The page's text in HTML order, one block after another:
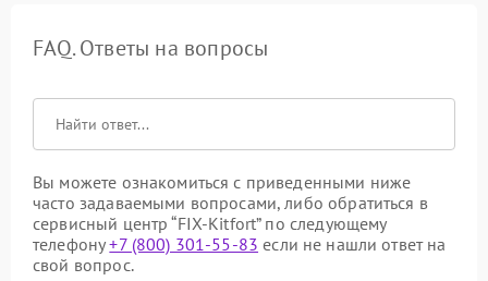
FAQ. Ответы на вопросы
Вы можете ознакомиться с приведенными ниже
часто задаваемыми вопросами, либо обратиться в
сервисный центр “FIX-Kitfort” по следующему
телефону+7 (800) 301-55-83 если не нашли ответ на
свой вопрос.